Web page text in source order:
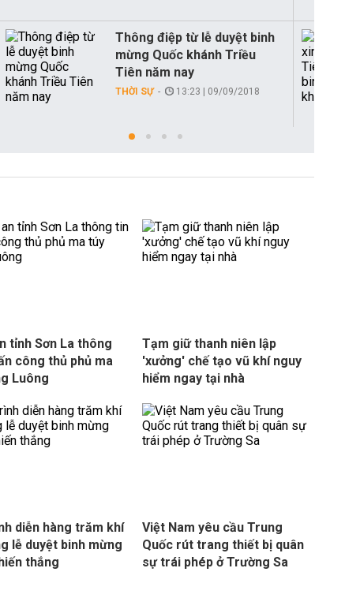
Thông điệp từ lễ duyệt binh
mừng Quốc khánh Triều
Tiên năm nay
THỜI SỰ 13:23 | 09/09/2018
tỉnh Sơn La thông
công thủ phủ ma
Luông
Tạm giữ thanh niên lập
'xưởng' chế tạo vũ khí nguy
hiểm ngay tại nhà
diễn hàng trăm khí
lễ duyệt binh mừng
thắng
Việt Nam yêu cầu Trung
Quốc rút trang thiết bị quân
sự trái phép ở Trường Sa